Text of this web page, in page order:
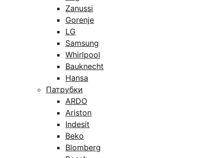
Zanussi
Gorenje
LG
Samsung
Whirlpool
Bauknecht
Hansa
Патрубки
ARDO
Ariston
Indesit
Beko
Blomberg